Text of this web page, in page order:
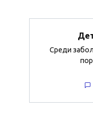
Среди